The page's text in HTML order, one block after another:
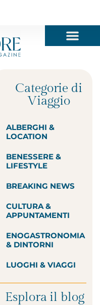
Categorie di
Viaggio
ALBERGHI &
LOCATION
BENESSERE &
LIFESTYLE
BREAKING NEWS
CULTURA &
APPUNTAMENTI
ENOGASTRONOMIA
& DINTORNI
LUOGHI & VIAGGI
Esplora il blog